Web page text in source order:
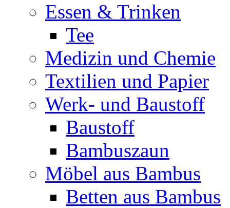
Essen & Trinken
Tee
Medizin und Chemie
Textilien und Papier
Werk- und Baustoff
Baustoff
Bambuszaun
Möbel aus Bambus
Betten aus Bambus